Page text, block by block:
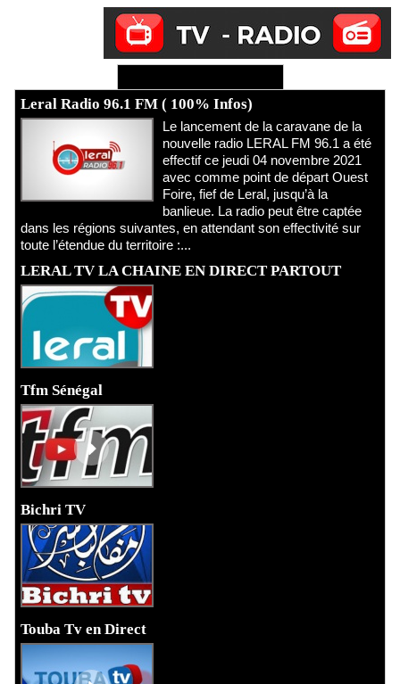
Leral Radio 96.1 FM ( 100% Infos)
Le lancement de la caravane de la
nouvelle radio LERAL FM 96.1 a été
effectif ce jeudi 04 novembre 2021
avec comme point de départ Ouest
Foire, fief de Leral, jusqu’à la
banlieue. La radio peut être captée
dans les régions suivantes, en attendant son effectivité sur
toute l’étendue du territoire :...
LERAL TV LA CHAINE EN DIRECT PARTOUT
Tfm Sénégal
Bichri TV
Touba Tv en Direct